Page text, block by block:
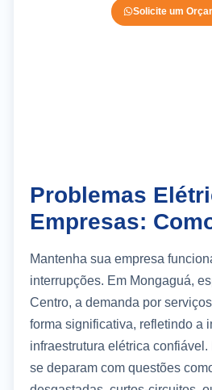
Solicite um
Problemas
Empresas:
Mantenha sua empresa
interrupções. Em Mongaguá,
Centro, a demanda por
forma significativa, refletindo a
infraestrutura elétrica
se deparam com questões